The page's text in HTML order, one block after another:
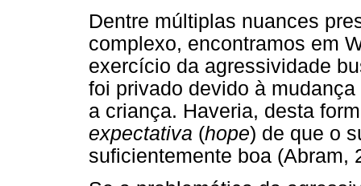
Dentre múltiplas nuances
complexo, encontramos em
exercício da agressividade
foi privado devido à
a criança. Haveria, desta
expectativa (hope) de que o
suficientemente boa (Abram,